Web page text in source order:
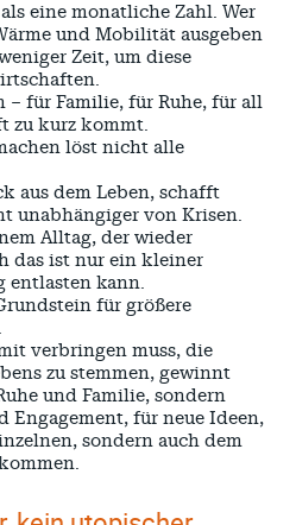
eine monatliche Zahl. Wer
und Mobilität ausgeben
Zeit, um diese
– für Familie, für Ruhe, für all
zu kurz kommt.
löst nicht alle
aus dem Leben, schafft
unabhängiger von Krisen.
Alltag, der wieder
das ist nur ein kleiner
entlasten kann.
für größere
verbringen muss, die
zu stemmen, gewinnt
und Familie, sondern
Engagement, für neue Ideen,
sondern auch dem